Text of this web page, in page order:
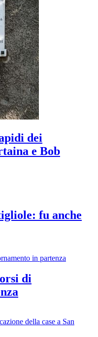
dei
e Bob
fu anche
di